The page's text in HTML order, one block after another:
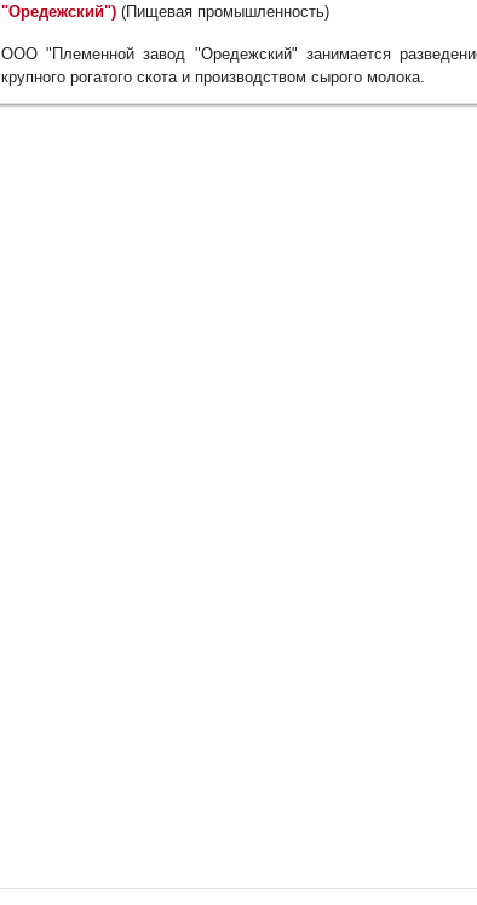
"Оредежский") (Пищевая промышленность)
ООО "Племенной завод "Оредежский" занимается
крупного рогатого скота и производством сырого молока.